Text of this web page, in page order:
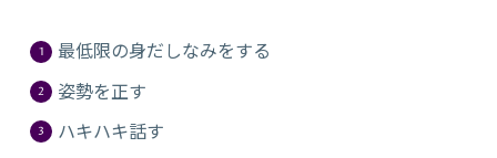
最低限の身だしなみをする
姿勢を正す
ハキハキ話す